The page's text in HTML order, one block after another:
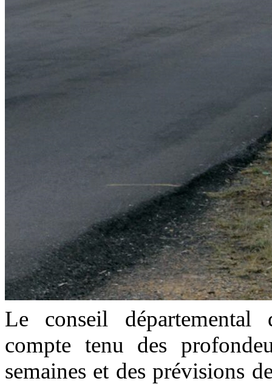
Le conseil départemental
compte tenu des
semaines et des prévisions